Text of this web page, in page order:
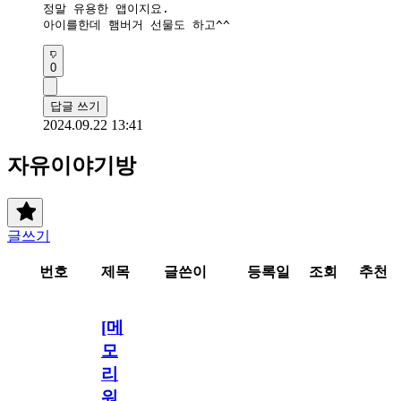
정말 유용한 앱이지요.
아이를한데 햄버거 선물도 하고^^
0
답글 쓰기
2024.09.22 13:41
자유이야기방
글쓰기
번호 제목 글쓴이 등록일 조회 추천
[메
모
리
워